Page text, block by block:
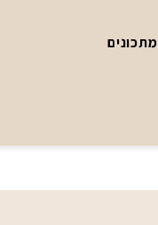
מתכונים